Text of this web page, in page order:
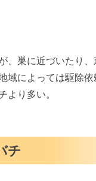
、巣に近づいたり、
域によっては駆除依
より多い。
チ